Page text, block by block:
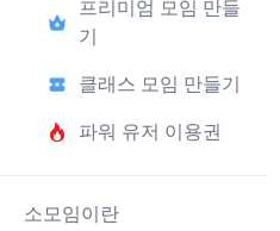
프리미엄 모임 만들
기
클래스 모임 만들기
파워 유저 이용권
소모임이란